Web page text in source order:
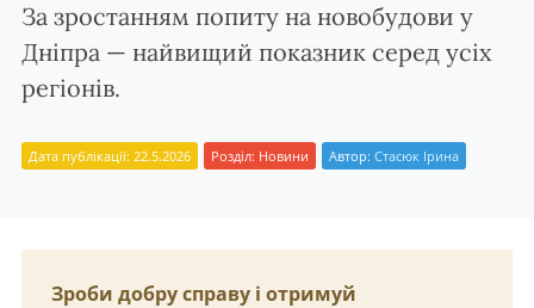
За зростанням попиту на новобудови у
Дніпра — найвищий показник серед усіх
регіонів.
Дата публікації: 22.5.2026 Розділ: Новини Автор: Стасюк Ірина
Зроби добру справу і отримуй